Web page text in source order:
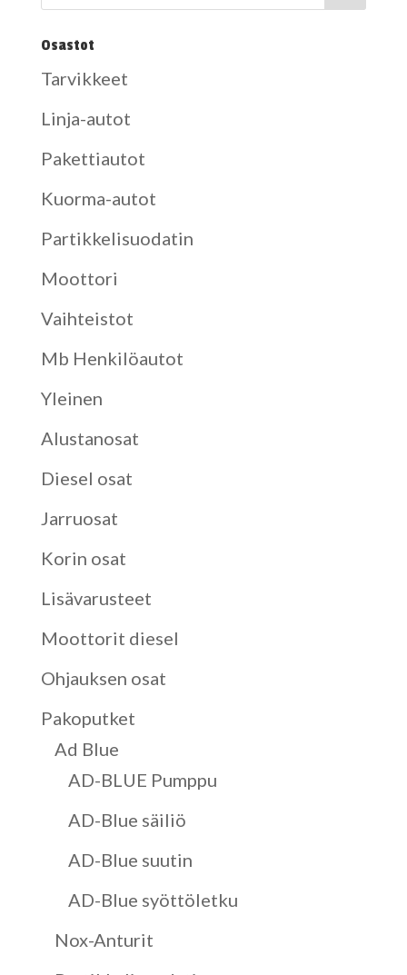
Osastot
Tarvikkeet
Linja-autot
Pakettiautot
Kuorma-autot
Partikkelisuodatin
Moottori
Vaihteistot
Mb Henkilöautot
Yleinen
Alustanosat
Diesel osat
Jarruosat
Korin osat
Lisävarusteet
Moottorit diesel
Ohjauksen osat
Pakoputket
Ad Blue
AD-BLUE Pumppu
AD-Blue säiliö
AD-Blue suutin
AD-Blue syöttöletku
Nox-Anturit